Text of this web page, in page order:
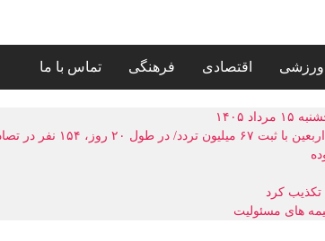
ورزشی اقتصادی فرهنگی تماس با ما
۱۴۰۵
های مسئولیت